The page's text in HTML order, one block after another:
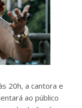
20h, a cantora e
ao público